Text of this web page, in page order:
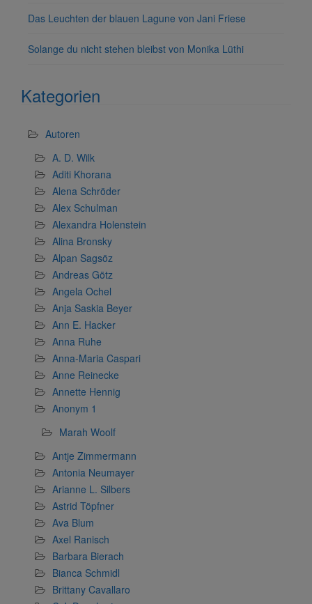
Das Leuchten der blauen Lagune von Jani Friese
Solange du nicht stehen bleibst von Monika Lüthi
Kategorien
Autoren
A. D. Wilk
Aditi Khorana
Alena Schröder
Alex Schulman
Alexandra Holenstein
Alina Bronsky
Alpan Sagsöz
Andreas Götz
Angela Ochel
Anja Saskia Beyer
Ann E. Hacker
Anna Ruhe
Anna-Maria Caspari
Anne Reinecke
Annette Hennig
Anonym 1
Marah Woolf
Antje Zimmermann
Antonia Neumayer
Arianne L. Silbers
Astrid Töpfner
Ava Blum
Axel Ranisch
Barbara Bierach
Bianca Schmidl
Brittany Cavallaro